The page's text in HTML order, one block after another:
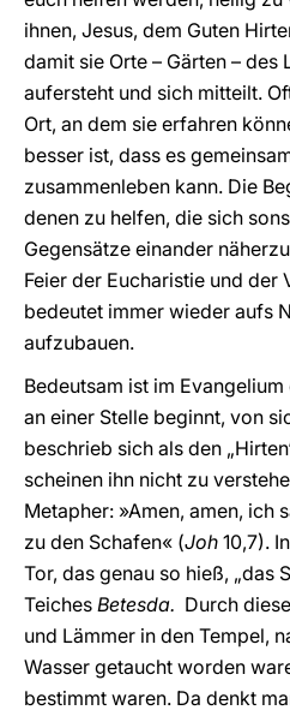
ihnen, Jesus, dem Guten
damit sie Orte – Gärten – des
aufersteht und sich mitteilt.
Ort, an dem sie erfahren
besser ist, dass es
zusammenleben kann. Die
denen zu helfen, die sich
Gegensätze einander
Feier der Eucharistie und der
bedeutet immer wieder aufs
aufzubauen.
Bedeutsam ist im
an einer Stelle beginnt, von
beschrieb sich als den
scheinen ihn nicht zu
Metapher: »Amen, amen, ich
zu den Schafen« (Joh 10,7).
Tor, das genau so hieß, „das
Teiches Betesda. Durch
und Lämmer in den Tempel,
Wasser getaucht worden
bestimmt waren. Da denkt